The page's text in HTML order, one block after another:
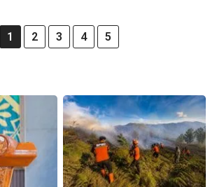
1 2 3 4 5